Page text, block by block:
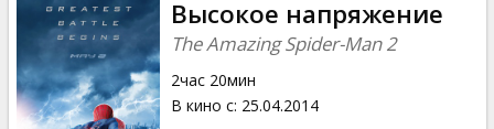
Высокое напряжение
The Amazing Spider-Man 2
2час 20мин
В кино с: 25.04.2014